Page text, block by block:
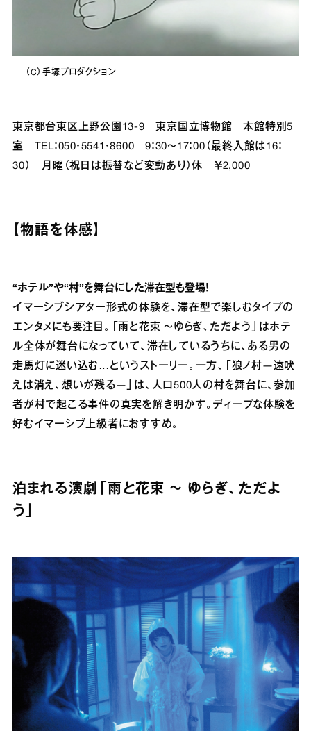
（C）手塚プロダクション
東京都台東区上野公園13‐9 東京国立博物館 本館特別5
室 TEL：050・5541・8600 9：30～17：00（最終入館は16：
30） 月曜（祝日は振替など変動あり）休 ￥2,000
【物語を体感】
“ホテル”や“村”を舞台にした滞在型も登場！
イマーシブシアター形式の体験を、滞在型で楽しむタイプの
エンタメにも要注目。「雨と花束 ～ゆらぎ、ただよう」はホテ
ル全体が舞台になっていて、滞在しているうちに、ある男の
走馬灯に迷い込む…というストーリー。一方、「狼ノ村―遠吠
えは消え、想いが残る―」は、人口500人の村を舞台に、参加
者が村で起こる事件の真実を解き明かす。ディープな体験を
好むイマーシブ上級者におすすめ。
泊まれる演劇「雨と花束 ～ ゆらぎ、ただよ
う」